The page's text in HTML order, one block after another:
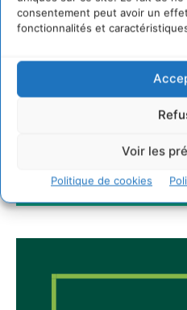
consentement peut avoir un
fonctionnalités et
Voir les
Politique de cookiesJE